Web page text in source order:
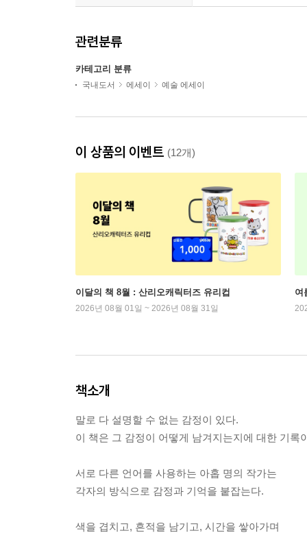
관련분류
카테고리 분류
국내도서 에세이 예술 에세이
이 상품의 이벤트 (12개)
이달의 책 8월 : 산리오캐릭터즈 유리컵
2026년 08월 01일 ~ 2026년 08월 31일
여
책소개
말로 다 설명할 수 없는 감정이 있다.
이 책은 그 감정이 어떻게 남겨지는지에 대한 기록
서로 다른 언어를 사용하는 아홉 명의 작가는
각자의 방식으로 감정과 기억을 붙잡는다.
색을 겹치고, 흔적을 남기고, 시간을 쌓아가며